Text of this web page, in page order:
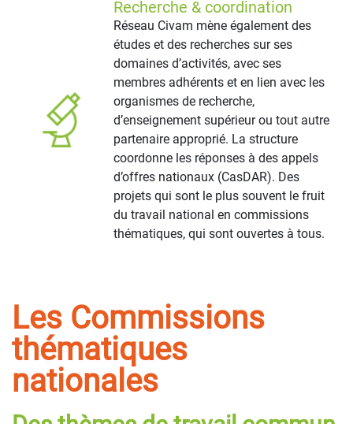
Recherche & coordination
Réseau Civam mène également des
études et des recherches sur ses
domaines d’activités, avec ses
membres adhérents et en lien avec les
organismes de recherche,
d’enseignement supérieur ou tout autre
partenaire approprié. La structure
coordonne les réponses à des appels
d’offres nationaux (CasDAR). Des
projets qui sont le plus souvent le fruit
du travail national en commissions
thématiques, qui sont ouvertes à tous.
Les Commissions
thématiques
nationales